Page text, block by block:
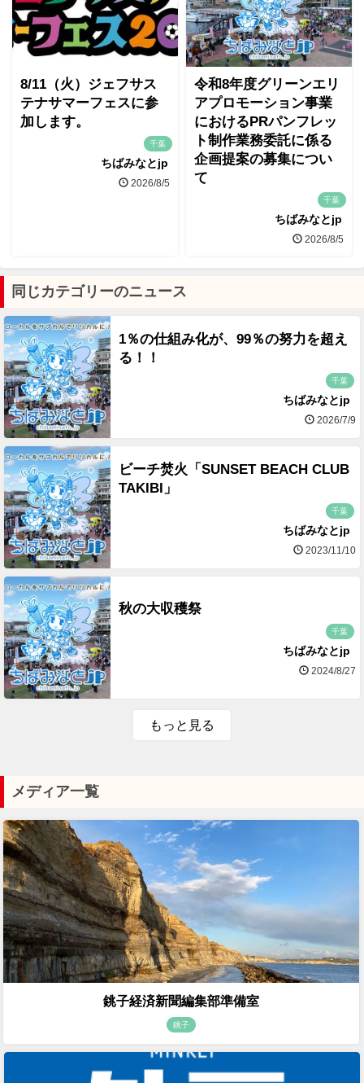
8/11（火）ジェフサス
テナサマーフェスに参
加します。
千葉
ちばみなとjp
2026/8/5
令和8年度グリーンエリ
アプロモーション事業
におけるPRパンフレッ
ト制作業務委託に係る
企画提案の募集につい
て
千葉
ちばみなとjp
2026/8/5
同じカテゴリーのニュース
1％の仕組み化が、99％の努力を超え
る！！
千葉
ちばみなとjp
2026/7/9
ビーチ焚火「SUNSET BEACH CLUB
TAKIBI」
千葉
ちばみなとjp
2023/11/10
秋の大収穫祭
千葉
ちばみなとjp
2024/8/27
もっと見る
メディア一覧
銚子経済新聞編集部準備室
銚子